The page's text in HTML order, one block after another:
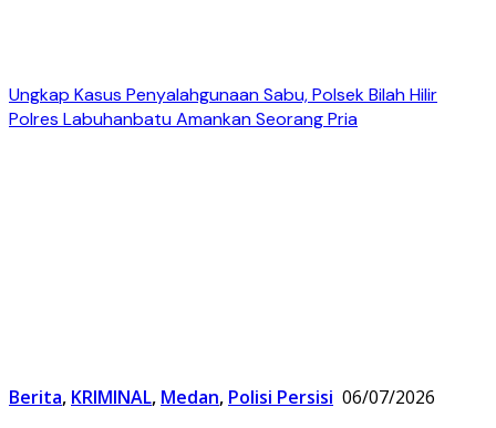
Ungkap Kasus Penyalahgunaan Sabu, Polsek Bilah Hilir
Polres Labuhanbatu Amankan Seorang Pria
Berita, KRIMINAL, Medan, Polisi Persisi 06/07/2026